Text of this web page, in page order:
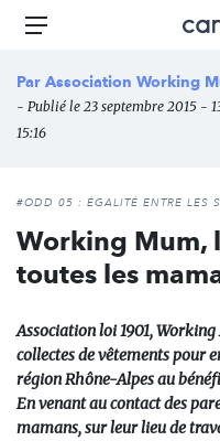
Aller
principal
des
Menu
Par Association Working
- Publié le 23 septembre 2015 -
15:16
#ODD 05 : ÉGALITÉ ENTRE LES
Working Mum,
toutes les
Association loi 1901,
collectes de vêtements pour
région Rhône-Alpes au
En venant au contact des
mamans, sur leur lieu de